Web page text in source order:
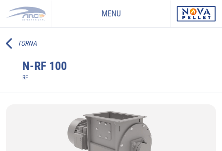
MENU
TORNA
N-RF 100
RF